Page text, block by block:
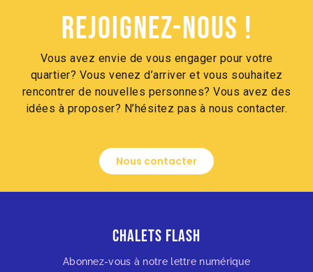
Rejoignez-nous !
Vous avez envie de vous engager pour votre
quartier? Vous venez d’arriver et vous souhaitez
rencontrer de nouvelles personnes? Vous avez des
idées à proposer? N’hésitez pas à nous contacter.
Nous contacter
Chalets Flash
Abonnez-vous à notre lettre numérique